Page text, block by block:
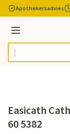
Ga naar de inhoud
Apothekersadvies
Menu
Product, merk,
Easicath
60 5382